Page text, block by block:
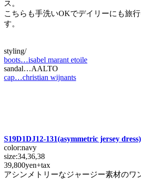
ス。
こちらも手洗いOKでデイリーにも旅
す。
styling/
boots…isabel marant etoile
sandal…AALTO
cap…christian wijnants
S19D1DJ12-131(asymmetric jersey dress)
color:navy
size:34,36,38
39,800yen+tax
アシンメトリーなジャージー素材のワ